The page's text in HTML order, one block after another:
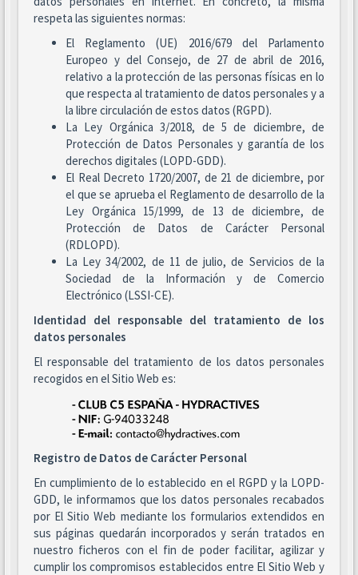
respeta las siguientes normas:
El Reglamento (UE) 2016/679 del Parlamento
Europeo y del Consejo, de 27 de abril de 2016,
relativo a la protección de las personas físicas en lo
que respecta al tratamiento de datos personales y a
la libre circulación de estos datos (RGPD).
La Ley Orgánica 3/2018, de 5 de diciembre, de
Protección de Datos Personales y garantía de los
derechos digitales (LOPD-GDD).
El Real Decreto 1720/2007, de 21 de diciembre, por
el que se aprueba el Reglamento de desarrollo de la
Ley Orgánica 15/1999, de 13 de diciembre, de
Protección de Datos de Carácter Personal
(RDLOPD).
La Ley 34/2002, de 11 de julio, de Servicios de la
Sociedad de la Información y de Comercio
Electrónico (LSSI-CE).
Identidad del responsable del tratamiento de los
datos personales
El responsable del tratamiento de los datos personales
recogidos en el Sitio Web es:
Registro de Datos de Carácter Personal
En cumplimiento de lo establecido en el RGPD y la LOPD-
GDD, le informamos que los datos personales recabados
por El Sitio Web mediante los formularios extendidos en
sus páginas quedarán incorporados y serán tratados en
nuestro ficheros con el fin de poder facilitar, agilizar y
cumplir los compromisos establecidos entre El Sitio Web y